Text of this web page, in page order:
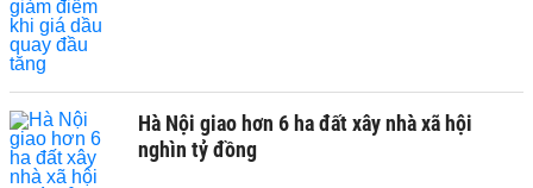
Hà Nội giao hơn 6 ha đất xây nhà xã hội
nghìn tỷ đồng